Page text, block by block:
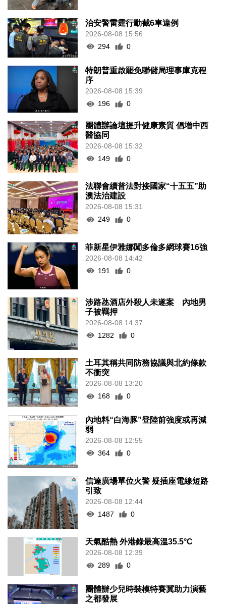
治安警雷霆行動截6車違例
2026-08-08 15:56
294
0
特朗普重啟罷免聯儲局理事庫克程
序
2026-08-08 15:39
196
0
團體辦論壇提升健康素質 倡增中西
醫協同
2026-08-08 15:32
149
0
法聯會續普法對接國家“十五五”助
澳法治建設
2026-08-08 15:31
249
0
菲新星伊雅娜闖多倫多網球賽16強
2026-08-08 14:42
191
0
涉路氹酒店外殺人未遂案 內地男
子被羈押
2026-08-08 14:37
1282
0
土耳其稱共同防務協議與北約條款
不衝突
2026-08-08 13:20
168
0
內地料“白海豚”登陸前強度或再減
弱
2026-08-08 12:55
364
0
信達廣場單位火警 疑插座電線短路
引致
2026-08-08 12:44
1487
0
天氣酷熱 外港錄最高溫35.5°C
2026-08-08 12:39
289
0
團體辦少兒時裝模特賽冀助力演藝
之都發展